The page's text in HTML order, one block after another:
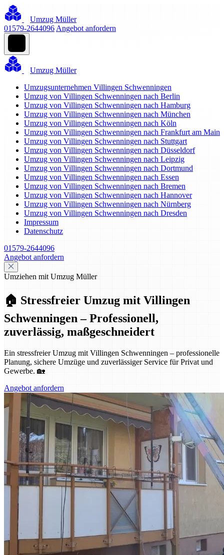
Umzug Müller
01579-2644096 Angebot anfordern
Umzug Müller
Umzugsunternehmen Villingen Schwenningen
Umzug von Villingen Schwenningen nach Berlin
Umzug von Villingen Schwenningen nach Hamburg
Umzug von Villingen Schwenningen nach München
Umzug von Villingen Schwenningen nach Köln
Umzug von Villingen Schwenningen nach Frankfurt am Main
Umzug von Villingen Schwenningen nach Stuttgart
Umzug von Villingen Schwenningen nach Düsseldorf
Umzug von Villingen Schwenningen nach Leipzig
Umzug von Villingen Schwenningen nach Dortmund
Umzug von Villingen Schwenningen nach Essen
Umzug von Villingen Schwenningen nach Bremen
Umzug von Villingen Schwenningen nach Hannover
Umzug von Villingen Schwenningen nach Nürnberg
Umzug von Villingen Schwenningen nach Dresden
Impressum
Datenschutz
01579-2644096
Angebot anfordern
Umziehen mit Umzug Müller
🏠 Stressfreier Umzug mit Villingen
Schwenningen – Professionell,
zuverlässig, maßgeschneidert
Ein stressfreier Umzug mit Villingen Schwenningen – professionelle
Planung, sichere Umzüge und zuverlässiger Service für Privat und
Gewerbe. 🏡
Angebot anfordern